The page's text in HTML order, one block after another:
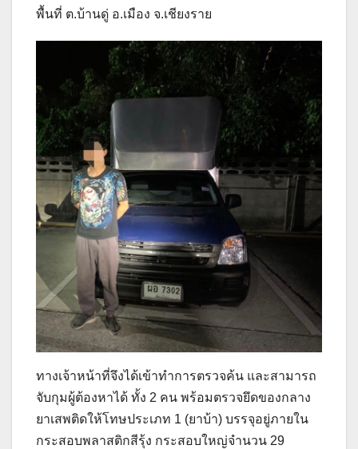
พื้นที่ ต.บ้านดู่ อ.เมือง จ.เชียงราย
ทางเจ้าหน้าที่จึงได้เข้าทำการตรวจค้น และสามารถ
จับกุมผู้ต้องหาได้ ทั้ง 2 คน พร้อมตรวจยึดของกลาง
ยาเสพติดให้โทษประเภท 1 (ยาบ้า) บรรจุอยู่ภายใน
กระสอบพลาสติกสีรุ้ง กระสอบใหญ่จำนวน 29